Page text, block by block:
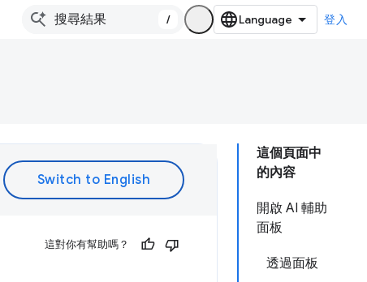
/ 登入
這個頁面中
的內容
開啟 AI 輔助
面板
透過面板
這對你有幫助嗎？